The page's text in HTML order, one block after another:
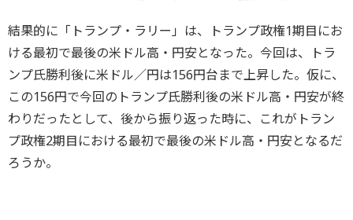
結果的に「トランプ・ラリー」は、トランプ政権1期目にお
ける最初で最後の米ドル高・円安となった。今回は、トラ
ンプ氏勝利後に米ドル／円は156円台まで上昇した。仮に、
この156円で今回のトランプ氏勝利後の米ドル高・円安が終
わりだったとして、後から振り返った時に、これがトラン
プ政権2期目における最初で最後の米ドル高・円安となるだ
ろうか。